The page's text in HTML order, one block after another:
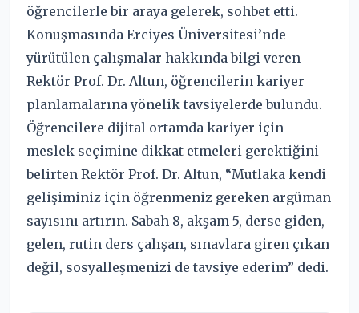
öğrencilerle bir araya gelerek, sohbet etti.
Konuşmasında Erciyes Üniversitesi’nde
yürütülen çalışmalar hakkında bilgi veren
Rektör Prof. Dr. Altun, öğrencilerin kariyer
planlamalarına yönelik tavsiyelerde bulundu.
Öğrencilere dijital ortamda kariyer için
meslek seçimine dikkat etmeleri gerektiğini
belirten Rektör Prof. Dr. Altun, “Mutlaka kendi
gelişiminiz için öğrenmeniz gereken argüman
sayısını artırın. Sabah 8, akşam 5, derse giden,
gelen, rutin ders çalışan, sınavlara giren çıkan
değil, sosyalleşmenizi de tavsiye ederim” dedi.